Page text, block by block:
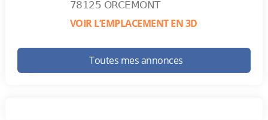
78125 ORCEMONT
VOIR L’EMPLACEMENT EN 3D
Toutes mes annonces